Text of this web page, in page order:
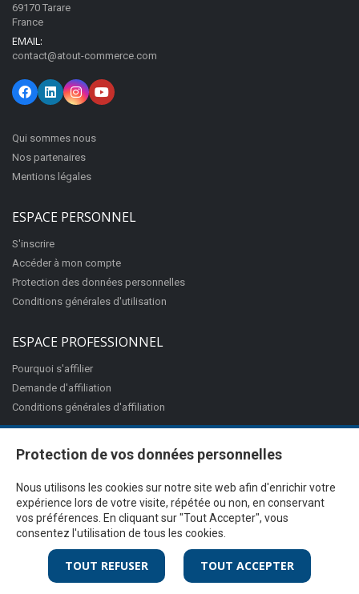
Protection de vos données personnelles
Nous utilisons les cookies sur notre site web afin d'enrichir votre
expérience lors de votre visite, répétée ou non, en conservant
vos préférences. En cliquant sur "Tout Accepter", vous
consentez l'utilisation de tous les cookies.
TOUT REFUSER TOUT ACCEPTER
69170 Tarare
France
EMAIL:
contact@atout-commerce.com
Qui sommes nous
Nos partenaires
Mentions légales
ESPACE PERSONNEL
S'inscrire
Accéder à mon compte
Protection des données personnelles
Conditions générales d'utilisation
ESPACE PROFESSIONNEL
Pourquoi s'affilier
Demande d'affiliation
Conditions générales d'affiliation
@Proximité v.7.27.3-1 - Tous droits réservés - © 2026Ciss